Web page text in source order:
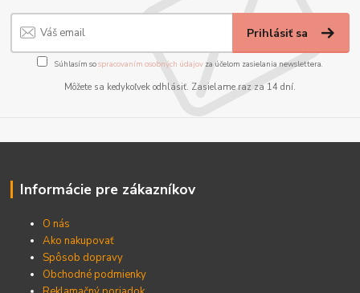
Prihlásiť sa
Súhlasím sospracovaním osobných údajov za účelom zasielania newslettera.
Môžete sa kedykoľvek odhlásiť. Zasielame raz za 14 dní.
Informácie pre zákazníkov
O nás
Ako nakupovať
Spôsob dopravy
Obchodné podmienky